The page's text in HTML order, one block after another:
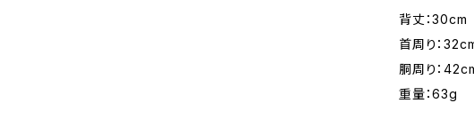
背丈：30cm
首周り：
胴周り：
重量：63g